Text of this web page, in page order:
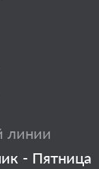
линии
- Пятница